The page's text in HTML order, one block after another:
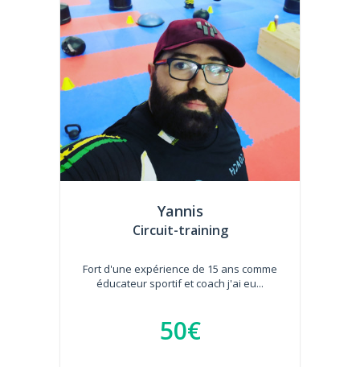
Yannis
Circuit-training
Fort d'une expérience de 15 ans comme
éducateur sportif et coach j'ai eu...
50€